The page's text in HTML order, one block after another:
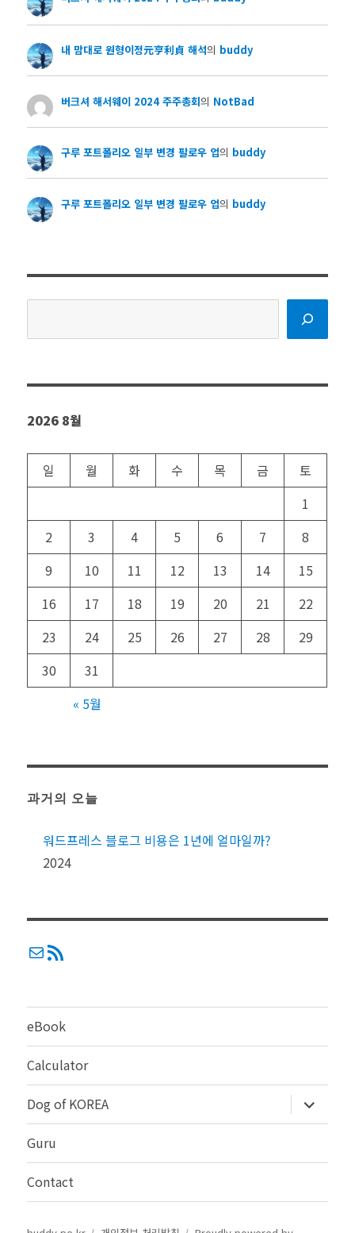
내 맘대로 원형이정元亨利貞 해석의 buddy
버크셔 해서웨이 2024 주주총회의 NotBad
구루 포트폴리오 일부 변경 팔로우 업의 buddy
구루 포트폴리오 일부 변경 팔로우 업의 buddy
2026 8월
일 월 화 수 목 금
토
1
2
3 4 5 6 7
8
9
10 11 12 13 14
15
16
17 18 19 20 21
22
23
24 25 26 27 28
29
30
31
« 5월
과거의 오늘
워드프레스 블로그 비용은 1년에 얼마일까?
2024
메일RSS
eBook
Calculator
Dog of KOREA
하
위
메
장
Guru
Contact